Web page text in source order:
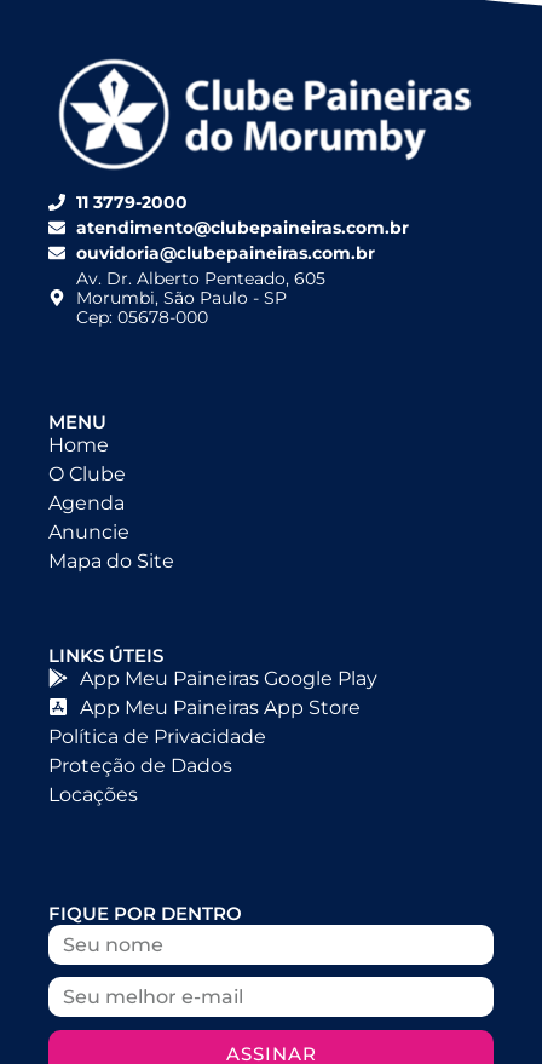
11 3779-2000
atendimento@clubepaineiras.com.br
ouvidoria@clubepaineiras.com.br
Av. Dr. Alberto Penteado, 605
Morumbi, São Paulo - SP
Cep: 05678-000
MENU
Home
O Clube
Agenda
Anuncie
Mapa do Site
LINKS ÚTEIS
App Meu Paineiras Google Play
App Meu Paineiras App Store
Política de Privacidade
Proteção de Dados
Locações
FIQUE POR DENTRO
ASSINAR